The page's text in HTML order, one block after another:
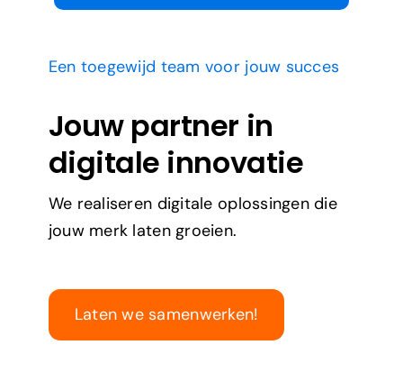
Een toegewijd team voor jouw succes
Jouw partner in
digitale innovatie
We realiseren digitale oplossingen die
jouw merk laten groeien.
Laten we samenwerken!